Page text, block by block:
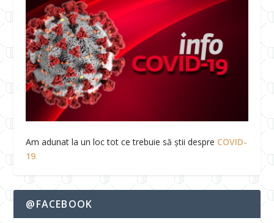
Am adunat la un loc tot ce trebuie să știi despre COVID-
19.
@FACEBOOK